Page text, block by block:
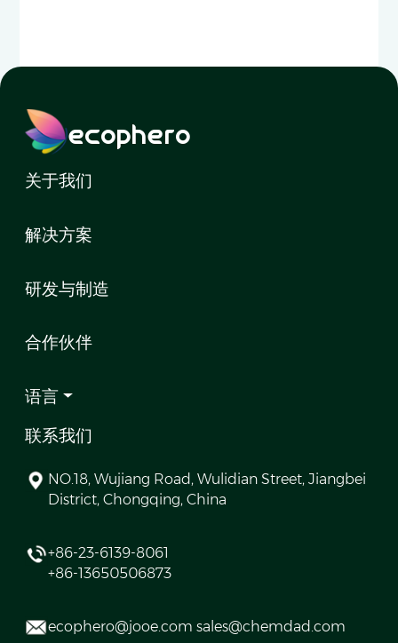
ecophero
关于我们
解决方案
研发与制造
合作伙伴
语言
联系我们
NO.18, Wujiang Road, Wulidian Street, Jiangbei
District, Chongqing, China
+86-23-6139-8061
+86-13650506873
ecophero@jooe.com sales@chemdad.com